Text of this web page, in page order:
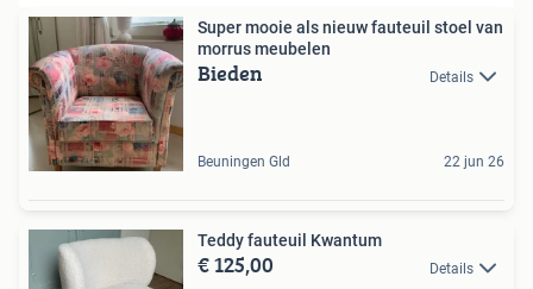
Super mooie als nieuw fauteuil stoel van
morrus meubelen
Bieden Details
Beuningen Gld 22 jun 26
Teddy fauteuil Kwantum
€ 125,00 Details